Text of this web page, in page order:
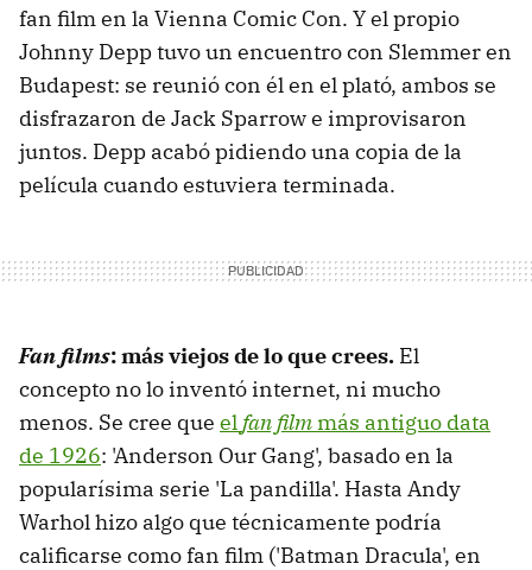
fan film en la Vienna Comic Con. Y el propio
Johnny Depp tuvo un encuentro con Slemmer en
Budapest: se reunió con él en el plató, ambos se
disfrazaron de Jack Sparrow e improvisaron
juntos. Depp acabó pidiendo una copia de la
película cuando estuviera terminada.
Fan films: más viejos de lo que crees. El
concepto no lo inventó internet, ni mucho
menos. Se cree que elfan filmmás antiguo data
de 1926: 'Anderson Our Gang', basado en la
popularísima serie 'La pandilla'. Hasta Andy
Warhol hizo algo que técnicamente podría
calificarse como fan film ('Batman Dracula', en